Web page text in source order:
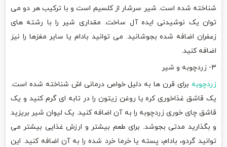
شناخته شده است. شیر سرشار از کلسیم است و با ترکیب هر دو می
توان یک نوشیدنی ایده آل ساخت. مقداری شیر را با رشته های
زعفران اضافه شده بجوشانید. می توانید بادام یا سایر مغزها را نیز
اضافه کنید.
۳- زردچوبه و شیر
زردچوبه برای قرن ها به دلیل خواص درمانی اش شناخته شده است.
یک قاشق غذاخوری کره یا روغن زیتون را در تابه ای گرم کنید و یک
قاشق چای خوری زردچوبه را به آن اضافه کنید. یک لیوان شیر بریزید
و بگذارید مدتی بجوشد. برای طعم بیشتر و ارزش غذایی بیشتر می
توانید گردو، بادام، پسته یا خرما خرد شده را به آن اضافه کنید. این